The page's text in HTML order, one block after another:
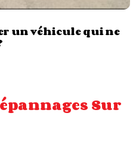
un véhicule qui ne
Sur